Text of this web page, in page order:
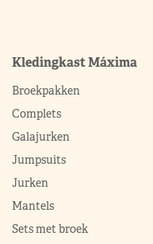
Kledingkast Máxima
Broekpakken
Complets
Galajurken
Jumpsuits
Jurken
Mantels
Sets met broek